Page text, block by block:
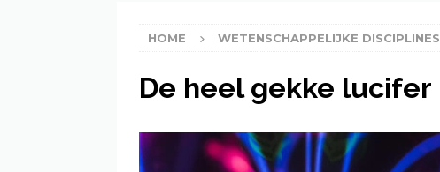
HOME WETENSCHAPPELIJKE DISCIPLINES
De heel gekke lucifer